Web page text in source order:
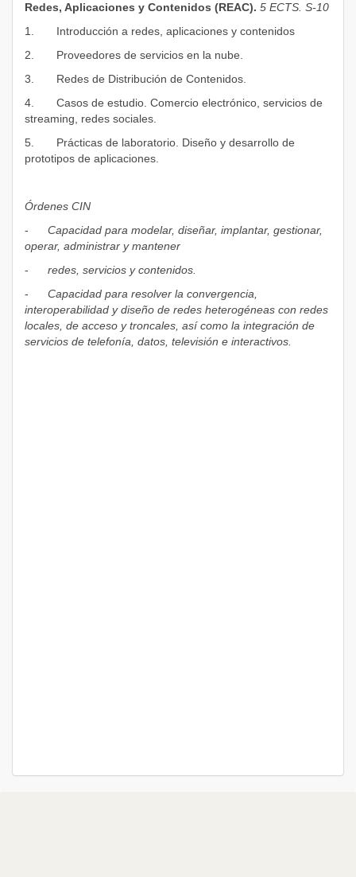
Redes, Aplicaciones y Contenidos (REAC). 5 ECTS. S-10
1. Introducción a redes, aplicaciones y contenidos
2. Proveedores de servicios en la nube.
3. Redes de Distribución de Contenidos.
4. Casos de estudio. Comercio electrónico, servicios de
streaming, redes sociales.
5. Prácticas de laboratorio. Diseño y desarrollo de
prototipos de aplicaciones.
Órdenes CIN
- Capacidad para modelar, diseñar, implantar, gestionar,
operar, administrar y mantener
- redes, servicios y contenidos.
- Capacidad para resolver la convergencia,
interoperabilidad y diseño de redes heterogéneas con redes
locales, de acceso y troncales, así como la integración de
servicios de telefonía, datos, televisión e interactivos.